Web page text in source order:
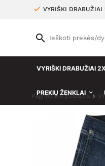
VYRIŠKI DRABUŽIAI
VYRIŠKI DRABUŽIAI
PREKIŲ ŽENKLAI
Pagrindinis puslapis